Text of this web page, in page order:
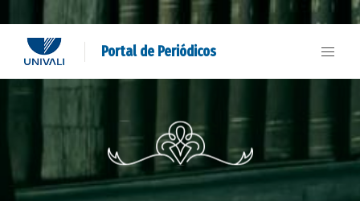
Portal de Periódicos